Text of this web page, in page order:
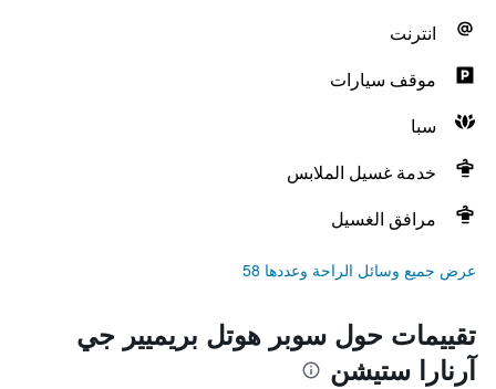
انترنت
موقف سيارات
سبا
خدمة غسيل الملابس
مرافق الغسيل
عرض جميع وسائل الراحة وعددها 58
تقييمات حول سوبر هوتل بريميير جي
آرنارا ستيشن